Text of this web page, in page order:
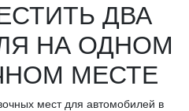
ДВА
НА ОДНОМ
МЕСТЕ
мест для автомобилей в